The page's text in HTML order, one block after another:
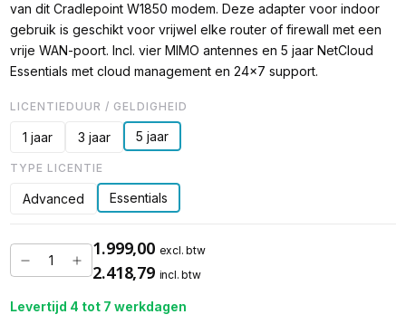
van dit Cradlepoint W1850 modem. Deze adapter voor indoor
gebruik is geschikt voor vrijwel elke router of firewall met een
vrije WAN-poort. Incl. vier MIMO antennes en 5 jaar NetCloud
Essentials met cloud management en 24x7 support.
LICENTIEDUUR / GELDIGHEID
1 jaar 3 jaar 5 jaar
TYPE LICENTIE
Advanced Essentials
1.999,00 excl. btw
2.418,79 incl. btw
Levertijd 4 tot 7 werkdagen